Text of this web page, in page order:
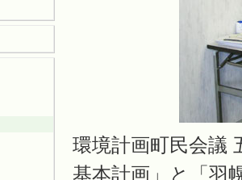
環境計画町民会議
基本計画」と「羽